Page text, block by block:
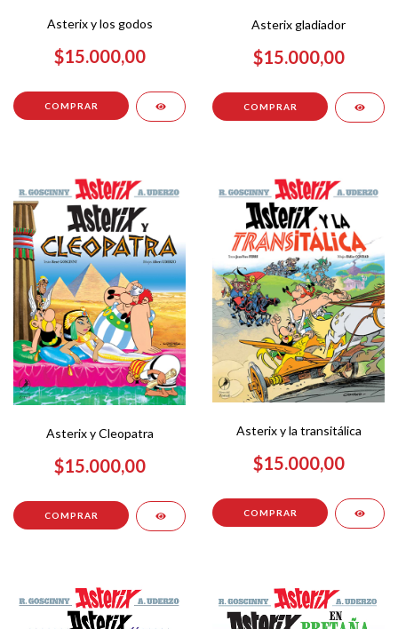
Asterix y los godos
$15.000,00
Asterix gladiador
$15.000,00
Asterix y Cleopatra
$15.000,00
Asterix y la transitálica
$15.000,00